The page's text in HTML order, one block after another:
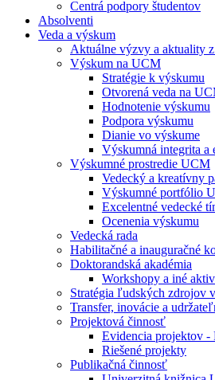
Centrá podpory študentov
Absolventi
Veda a výskum
Aktuálne výzvy a aktuality
Výskum na UCM
Stratégie k výskumu
Otvorená veda na
Hodnotenie výskumu
Podpora výskumu
Dianie vo výskume
Výskumná integrita a
Výskumné prostredie UCM
Vedecký a kreatívny
Výskumné portfólio
Excelentné vedecké
Ocenenia výskumu
Vedecká rada
Habilitačné a inauguračné
Doktorandská akadémia
Workshopy a iné
Stratégia ľudských zdrojov
Transfer, inovácie a
Projektová činnosť
Riešené projekty
Publikačná činnosť